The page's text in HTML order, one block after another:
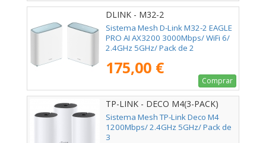
DLINK - M32-2
Sistema Mesh D-Link M32-2 EAGLE
PRO AI AX3200 3000Mbps/ WiFi 6/
2.4GHz 5GHz/ Pack de 2
175,00 €
Comprar
TP-LINK - DECO M4(3-PACK)
Sistema Mesh TP-Link Deco M4
1200Mbps/ 2.4GHz 5GHz/ Pack de
3